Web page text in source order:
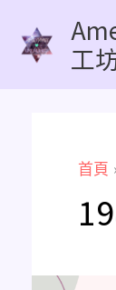
工
首頁
《主